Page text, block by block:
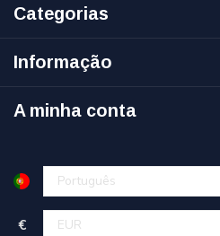
Categorias
Informação
A minha conta
€